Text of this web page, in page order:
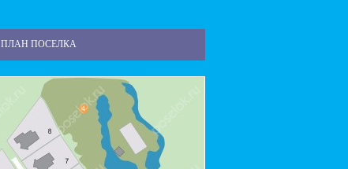
ПЛАН ПОСЕЛКА